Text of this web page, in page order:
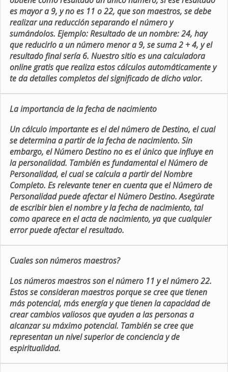
es mayor a 9, y no es 11 o 22, que son maestros, se debe
realizar una reducción separando el número y
sumándolos. Ejemplo: Resultado de un nombre: 24, hay
que reducirlo a un número menor a 9, se suma 2 + 4, y el
resultado final sería 6. Nuestro sitio es una calculadora
online gratis que realiza estos cálculos automáticamente y
te da detalles completos del significado de dicho valor.
La importancia de la fecha de nacimiento
Un cálculo importante es el del número de Destino, el cual
se determina a partir de la fecha de nacimiento. Sin
embargo, el Número Destino no es el único que influye en
la personalidad. También es fundamental el Número de
Personalidad, el cual se calcula a partir del Nombre
Completo. Es relevante tener en cuenta que el Número de
Personalidad puede afectar el Número Destino. Asegúrate
de escribir bien el nombre y la fecha de nacimiento, tal
como aparece en el acta de nacimiento, ya que cualquier
error puede afectar el resultado.
Cuales son números maestros?
Los números maestros son el número 11 y el número 22.
Estos se consideran maestros porque se cree que tienen
más potencial, más energía y que tienen la capacidad de
crear cambios valiosos que ayuden a las personas a
alcanzar su máximo potencial. También se cree que
representan un nivel superior de conciencia y de
espiritualidad.